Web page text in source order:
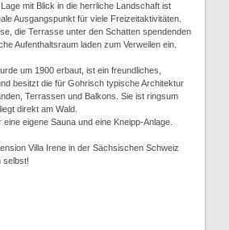
mit Blick in die herrliche Landschaft ist
Ausgangspunkt für viele Freizeitaktivitäten.
die Terrasse unter den Schatten spendenden
Aufenthaltsraum laden zum Verweilen ein.
um 1900 erbaut, ist ein freundliches,
besitzt die für Gohrisch typische Architektur
Terrassen und Balkons. Sie ist ringsum
direkt am Wald.
eigene Sauna und eine Kneipp-Anlage.
Villa Irene in der Sächsischen Schweiz
selbst!